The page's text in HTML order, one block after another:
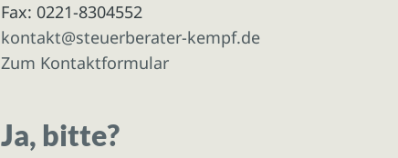
Fax: 0221-8304552
kontakt@steuerberater-kempf.de
Zum Kontaktformular
Ja, bitte?